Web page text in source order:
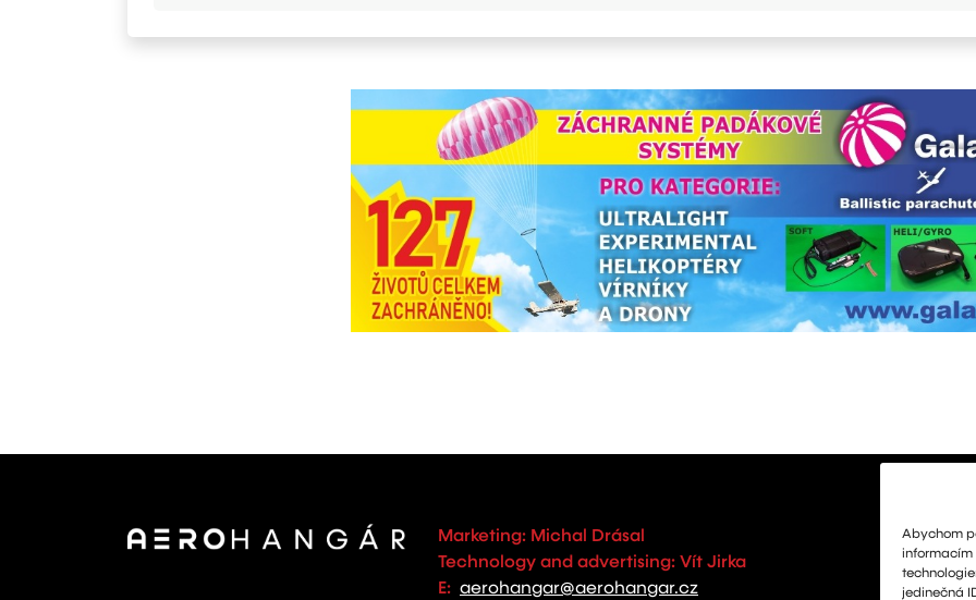
Abychom
informacím
jedinečná
Marketing: Michal Drásal
Technology and advertising: Vít Jirka
E: aerohangar@aerohangar.cz